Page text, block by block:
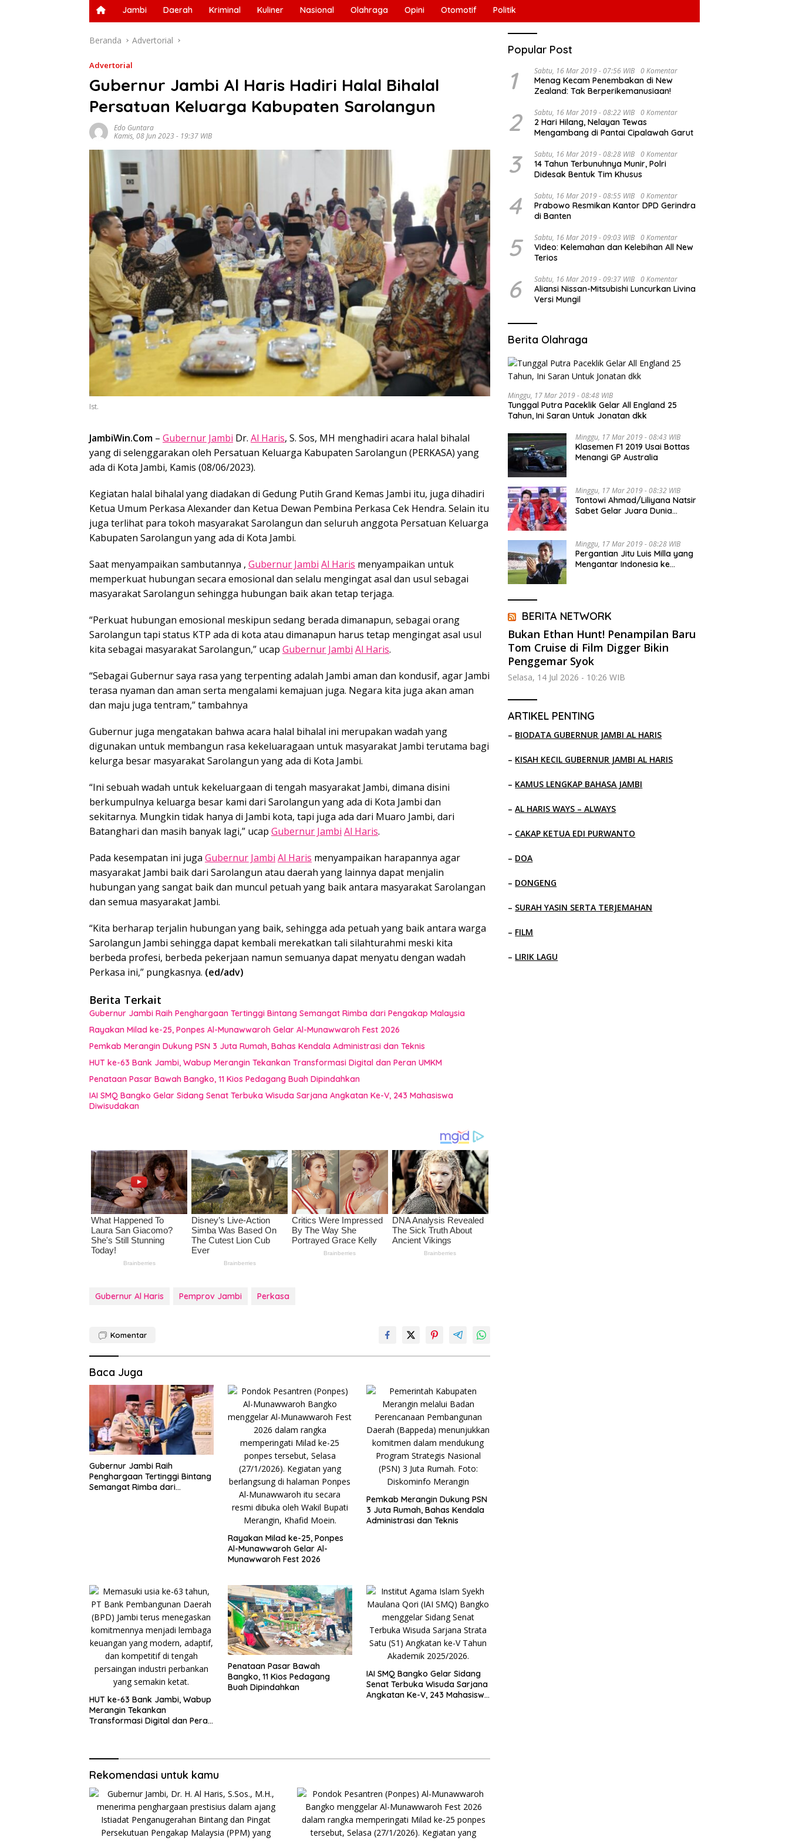
Jambi Daerah Kriminal Kuliner Nasional Olahraga Opini Otomotif Politik
Beranda Advertorial
Advertorial
Gubernur Jambi Al Haris Hadiri Halal Bihalal
Persatuan Keluarga Kabupaten Sarolangun
Edo Guntara
Kamis, 08 Jun 2023 - 19:37 WIB
Ist.
JambiWin.Com – Gubernur Jambi Dr. Al Haris, S. Sos, MH menghadiri acara halal bihalal
yang di selenggarakan oleh Persatuan Keluarga Kabupaten Sarolangun (PERKASA) yang
ada di Kota Jambi, Kamis (08/06/2023).
Kegiatan halal bihalal yang diadakan di Gedung Putih Grand Kemas Jambi itu, juga dihadiri
Ketua Umum Perkasa Alexander dan Ketua Dewan Pembina Perkasa Cek Hendra. Selain itu
juga terlihat para tokoh masyarakat Sarolangun dan seluruh anggota Persatuan Keluarga
Kabupaten Sarolangun yang ada di Kota Jambi.
Saat menyampaikan sambutannya , Gubernur Jambi Al Haris menyampaikan untuk
memperkuat hubungan secara emosional dan selalu mengingat asal dan usul sebagai
masyarakat Sarolangun sehingga hubungan baik akan tetap terjaga.
“Perkuat hubungan emosional meskipun sedang berada dimanapun, sebagai orang
Sarolangun tapi status KTP ada di kota atau dimanapun harus tetap mengingat asal usul
kita sebagai masyarakat Sarolangun,” ucap Gubernur Jambi Al Haris.
“Sebagai Gubernur saya rasa yang terpenting adalah Jambi aman dan kondusif, agar Jambi
terasa nyaman dan aman serta mengalami kemajuan juga. Negara kita juga akan aman
dan maju juga tentram,” tambahnya
Gubernur juga mengatakan bahwa acara halal bihalal ini merupakan wadah yang
digunakan untuk membangun rasa kekeluaragaan untuk masyarakat Jambi terutama bagi
kelurga besar masyarakat Sarolangun yang ada di Kota Jambi.
“Ini sebuah wadah untuk kekeluargaan di tengah masyarakat Jambi, dimana disini
berkumpulnya keluarga besar kami dari Sarolangun yang ada di Kota Jambi dan
sekitarnya. Mungkin tidak hanya di Jambi kota, tapi juga ada dari Muaro Jambi, dari
Batanghari dan masih banyak lagi,” ucap Gubernur Jambi Al Haris.
Pada kesempatan ini juga Gubernur Jambi Al Haris menyampaikan harapannya agar
masyarakat Jambi baik dari Sarolangun atau daerah yang lainnya dapat menjalin
hubungan yang sangat baik dan muncul petuah yang baik antara masyarakat Sarolangan
dan semua masyarakat Jambi.
“Kita berharap terjalin hubungan yang baik, sehingga ada petuah yang baik antara warga
Sarolangun Jambi sehingga dapat kembali merekatkan tali silahturahmi meski kita
berbeda profesi, berbeda pekerjaan namun semuanya dapat menyatu dengan wadah
Perkasa ini,” pungkasnya. (ed/adv)
Berita Terkait
Gubernur Jambi Raih Penghargaan Tertinggi Bintang Semangat Rimba dari Pengakap Malaysia
Rayakan Milad ke-25, Ponpes Al-Munawwaroh Gelar Al-Munawwaroh Fest 2026
Pemkab Merangin Dukung PSN 3 Juta Rumah, Bahas Kendala Administrasi dan Teknis
HUT ke-63 Bank Jambi, Wabup Merangin Tekankan Transformasi Digital dan Peran UMKM
Penataan Pasar Bawah Bangko, 11 Kios Pedagang Buah Dipindahkan
IAI SMQ Bangko Gelar Sidang Senat Terbuka Wisuda Sarjana Angkatan Ke-V, 243 Mahasiswa
Diwisudakan
Gubernur Al Haris Pemprov Jambi Perkasa
Komentar
Baca Juga
Gubernur Jambi Raih
Penghargaan Tertinggi Bintang
Semangat Rimba dari
Rayakan Milad ke-25, Ponpes
Al-Munawwaroh Gelar Al-
Munawwaroh Fest 2026
Pemkab Merangin Dukung PSN
3 Juta Rumah, Bahas Kendala
Administrasi dan Teknis
HUT ke-63 Bank Jambi, Wabup
Merangin Tekankan
Transformasi Digital dan Peran
Penataan Pasar Bawah
Bangko, 11 Kios Pedagang
Buah Dipindahkan
IAI SMQ Bangko Gelar Sidang
Senat Terbuka Wisuda Sarjana
Angkatan Ke-V, 243 Mahasiswa
Rekomendasi untuk kamu
Popular Post
1 Sabtu, 16 Mar 2019 - 07:56 WIB 0 Komentar
Menag Kecam Penembakan di New
Zealand: Tak Berperikemanusiaan!
2 Sabtu, 16 Mar 2019 - 08:22 WIB 0 Komentar
2 Hari Hilang, Nelayan Tewas
Mengambang di Pantai Cipalawah Garut
3 Sabtu, 16 Mar 2019 - 08:28 WIB 0 Komentar
14 Tahun Terbunuhnya Munir, Polri
Didesak Bentuk Tim Khusus
4 Sabtu, 16 Mar 2019 - 08:55 WIB 0 Komentar
Prabowo Resmikan Kantor DPD Gerindra
di Banten
5 Sabtu, 16 Mar 2019 - 09:03 WIB 0 Komentar
Video: Kelemahan dan Kelebihan All New
Terios
6 Sabtu, 16 Mar 2019 - 09:37 WIB 0 Komentar
Aliansi Nissan-Mitsubishi Luncurkan Livina
Versi Mungil
Berita Olahraga
Minggu, 17 Mar 2019 - 08:48 WIB
Tunggal Putra Paceklik Gelar All England 25
Tahun, Ini Saran Untuk Jonatan dkk
Minggu, 17 Mar 2019 - 08:43 WIB
Klasemen F1 2019 Usai Bottas
Menangi GP Australia
Minggu, 17 Mar 2019 - 08:32 WIB
Tontowi Ahmad/Liliyana Natsir
Sabet Gelar Juara Dunia
Minggu, 17 Mar 2019 - 08:28 WIB
Pergantian Jitu Luis Milla yang
Mengantar Indonesia ke
BERITA NETWORK
Bukan Ethan Hunt! Penampilan Baru
Tom Cruise di Film Digger Bikin
Penggemar Syok
Selasa, 14 Jul 2026 - 10:26 WIB
ARTIKEL PENTING
– BIODATA GUBERNUR JAMBI AL HARIS
– KISAH KECIL GUBERNUR JAMBI AL HARIS
– KAMUS LENGKAP BAHASA JAMBI
–AL HARIS WAYS – ALWAYS
– CAKAP KETUA EDI PURWANTO
– DOA
– DONGENG
– SURAH YASIN SERTA TERJEMAHAN
– FILM
– LIRIK LAGU